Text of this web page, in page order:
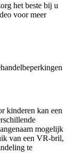
het beste bij u
voor meer
kinderen kan een
mogelijk
van een VR-bril,
te